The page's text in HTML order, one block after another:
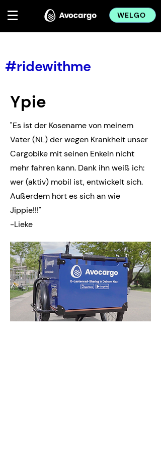
WELGO
#ridewithme
Ypie
"Es ist der Kosename von meinem
Vater (NL) der wegen Krankheit unser
Cargobike mit seinen Enkeln nicht
mehr fahren kann. Dank ihn weiß ich:
wer (aktiv) mobil ist, entwickelt sich.
Außerdem hört es sich an wie
Jippie!!!"
-Lieke